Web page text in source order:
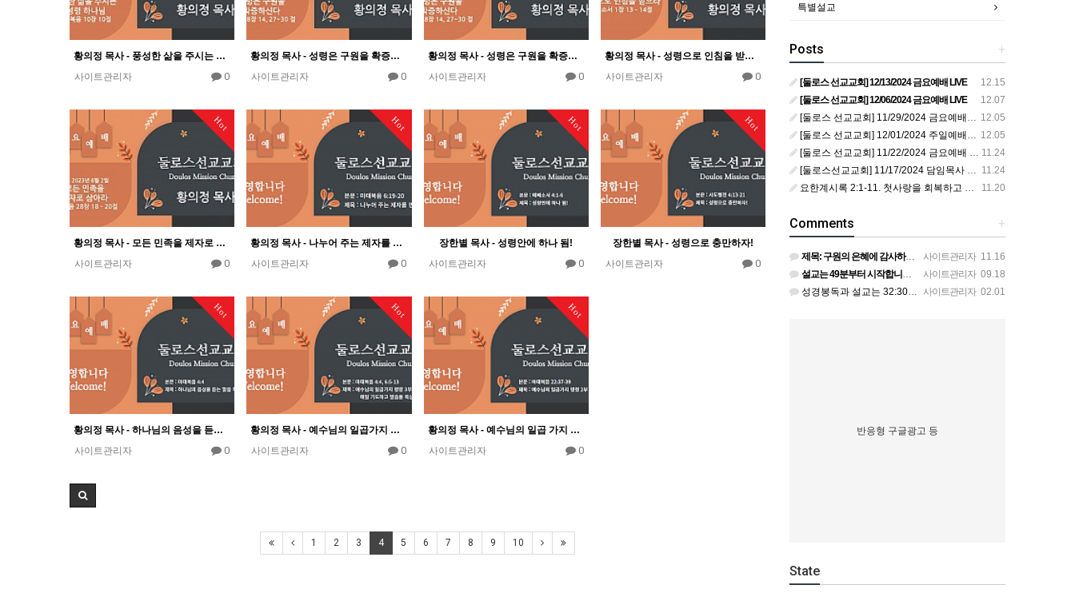
황의정 목사 - 풍성한 삶을 주시는 성령 하나님
사이트관리자
0
황의정 목사 - 성령은 구원을 확증하신다
사이트관리자
0
황의정 목사 - 성령은 구원을 확증하신다
사이트관리자
0
황의정 목사 - 성령으로 인침을 받으라
사이트관리자
0
Hot
황의정 목사 - 모든 민족을 제자로 삼아라
사이트관리자
0
Hot
황의정 목사 - 나누어 주는 제자를 만들어라
사이트관리자
0
Hot
장한별 목사 - 성령안에 하나 됨!
사이트관리자
0
Hot
장한별 목사 - 성령으로 충만하자!
사이트관리자
0
Hot
황의정 목사 - 하나님의 음성을 듣는 말씀 묵상법
사이트관리자
0
Hot
황의정 목사 - 예수님의 일곱가지 명령 3부 - 매일 기도하고 말씀을 묵상하라
사이트관리자
0
Hot
황의정 목사 - 예수님의 일곱 가지 명령 2부 - 사랑하라
사이트관리자
0
1 2 3 4 5 6 7 8 9 10
특별설교
+
Posts
12.15
[둘로스 선교교회] 12/13/2024 금요예배 LIVE
12.07
[둘로스 선교교회] 12/06/2024 금요예배 LIVE
12.05
[둘로스 선교교회] 11/29/2024 금요예배 LIVE
12.05
[둘로스 선교교회] 12/01/2024 주일예배 LIVE
11.24
[둘로스 선교교회] 11/22/2024 금요예배 LIVE
11.24
[둘로스선교교회] 11/17/2024 담임목사 취임예배 LIVE
11.20
요한계시록 2:1-11. 첫사랑을 회복하고 죽도록 충성하라!
+
Comments
사이트관리자 11.16
제목: 구원의 은혜에 감사하라! 본문: 로마서 10:9-15. 설교자: 황의정 목사 추수감사절에 감사를 묵상…
사이트관리자 09.18
설교는 49분부터 시작합니다. 믿음의 형제가 죄에 빠질 때 어떻게 도와줄 것인지를 가르칩니다. 형제가 실족하…
사이트관리자 02.01
성경봉독과 설교는 32:30에 시작됩니다.
반응형 구글광고 등
State